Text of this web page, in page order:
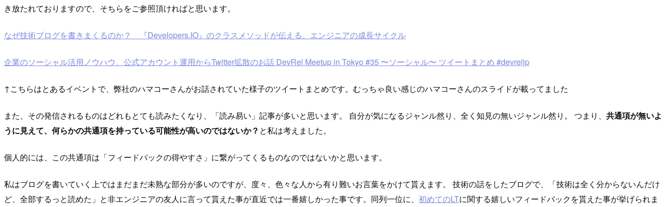
き放たれておりますので、そちらをご参照頂ければと思います。
なぜ技術ブログを書きまくるのか？ 『Developers.IO』のクラスメソッドが伝える、エンジニアの成長サイクル
企業のソーシャル活用ノウハウ、公式アカウント運用からTwitter拡散のお話 DevRel Meetup in Tokyo #35 〜ソーシャル〜 ツイートまとめ #devreljp
↑こちらはとあるイベントで、弊社のハマコーさんがお話されていた様子のツイートまとめです。むっちゃ良い感じのハマコーさんのスライドが載ってました
また、その発信されるものはどれもとても読みたくなり、「読み易い」記事が多いと思います。 自分が気になるジャンル然り、全く知見の無いジャンル然り。 つまり、 共通項が無いよ
うに見えて、何らかの共通項を持っている可能性が高いのではないか？ と私は考えました。
個人的には、この共通項は「フィードバックの得やすさ」に繋がってくるものなのではないかと思います。
私はブログを書いていく上ではまだまだ未熟な部分が多いのですが、度々、色々な人から有り難いお言葉をかけて貰えます。 技術の話をしたブログで、「技術は全く分からないんだけ
ど、全部するっと読めた」と非エンジニアの友人に言って貰えた事が直近では一番嬉しかった事です。同列一位に、 初めてのLTに関する嬉しいフィードバックを貰えた事が挙げられま